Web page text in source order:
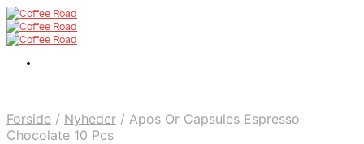
Forside / Nyheder / Apos Or Capsules Espresso
Chocolate 10 Pcs